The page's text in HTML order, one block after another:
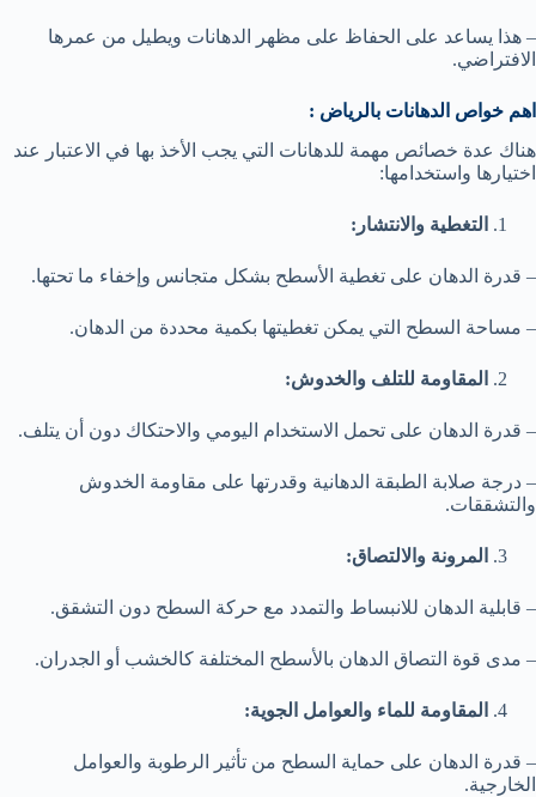
– هذا يساعد على الحفاظ على مظهر الدهانات ويطيل من عمرها
الافتراضي.
اهم خواص الدهانات بالرياض :
هناك عدة خصائص مهمة للدهانات التي يجب الأخذ بها في الاعتبار عند
اختيارها واستخدامها:
التغطية والانتشار:
– قدرة الدهان على تغطية الأسطح بشكل متجانس وإخفاء ما تحتها.
– مساحة السطح التي يمكن تغطيتها بكمية محددة من الدهان.
المقاومة للتلف والخدوش:
– قدرة الدهان على تحمل الاستخدام اليومي والاحتكاك دون أن يتلف.
– درجة صلابة الطبقة الدهانية وقدرتها على مقاومة الخدوش
والتشققات.
المرونة والالتصاق:
– قابلية الدهان للانبساط والتمدد مع حركة السطح دون التشقق.
– مدى قوة التصاق الدهان بالأسطح المختلفة كالخشب أو الجدران.
المقاومة للماء والعوامل الجوية:
– قدرة الدهان على حماية السطح من تأثير الرطوبة والعوامل
الخارجية.